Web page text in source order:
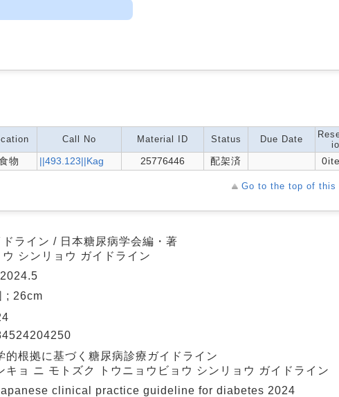
Call No Material ID Status Due Date
物 ||493.123||Kag 25776446 配架済
Go to the top of this
ライン / 日本糖尿病学会編・著
ウ シンリョウ ガイドライン
; 26cm
的根拠に基づく糖尿病診療ガイドライン
キョ ニ モトズク トウニョウビョウ シンリョウ ガイドライン
clinical practice guideline for diabetes 2024